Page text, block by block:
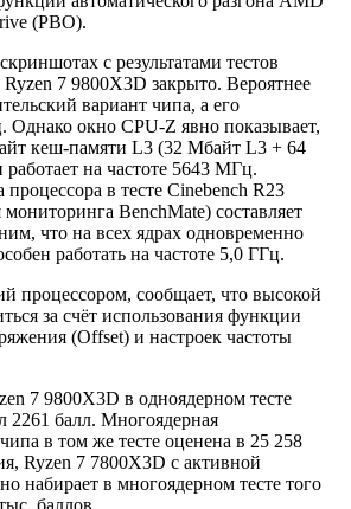
(PBO).
с результатами тестов
Ryzen 7 9800X3D закрыто. Вероятнее
вариант чипа, а его
Однако окно CPU-Z явно показывает,
кеш-памяти L3 (32 Мбайт L3 + 64
на частоте 5643 МГц.
в тесте Cinebench R23
BenchMate) составляет
что на всех ядрах одновременно
работать на частоте 5,0 ГГц.
процессором, сообщает, что высокой
за счёт использования функции
(Offset) и настроек частоты
7 9800X3D в одноядерном тесте
2261 балл. Многоядерная
в том же тесте оценена в 25 258
Ryzen 7 7800X3D с активной
набирает в многоядерном тесте того
баллов.